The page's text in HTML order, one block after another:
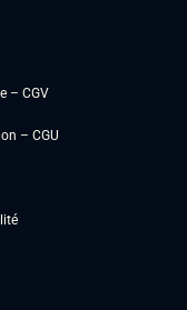
– CGV
– CGU